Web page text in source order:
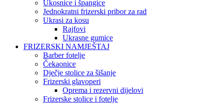
Ukosnice i špangice
Jednokratni frizerski pribor za rad
Ukrasi za kosu
Rajfovi
Ukrasne gumice
FRIZERSKI NAMJEŠTAJ
Barber fotelje
Čekaonice
Dječje stolice za šišanje
Frizerski glavoperi
Oprema i rezervni dijelovi
Frizerske stolice i fotelje